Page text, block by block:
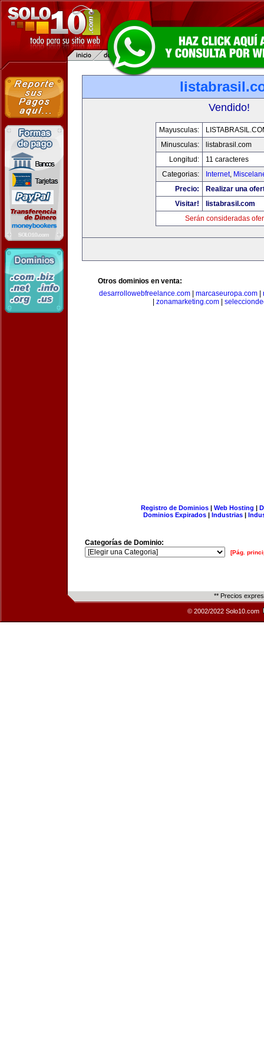
Vendido!
Mayusculas:
Minusculas:
listabrasil.com
Longitud:
11 caracteres
Categorias:
Internet,
Precio:
Realizar una
Visitar!
listabrasil.com
Serán consideradas
Otros dominios en venta:
desarrollowebfreelance.com| marcaseuropa.com|
zonamarketing.com
Registro de Dominios| Web Hosting |
Dominios Expirados | Industrias |
Categorías de Dominio:
[Pág.
** Precios
© 2002/2022 Solo10.com